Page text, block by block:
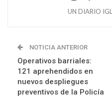
UN DIARIO
NOTICIA ANTERIOR
Operativos barriales:
121 aprehendidos en
nuevos despliegues
preventivos de la Policía